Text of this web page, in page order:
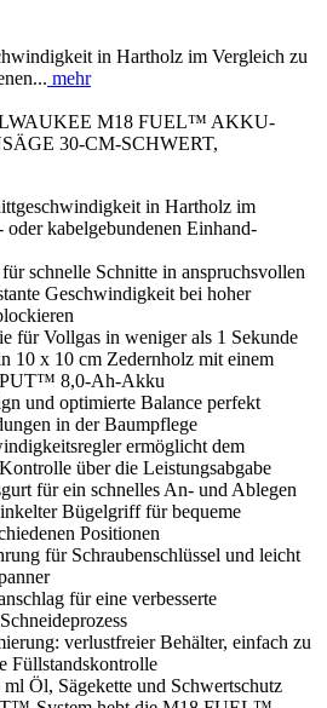
in Hartholz im Vergleich zu
mehr
M18 FUEL™ AKKU-
30-CM-SCHWERT,
in Hartholz im
kabelgebundenen Einhand-
schnelle Schnitte in anspruchsvollen
Geschwindigkeit bei hoher
für Vollgas in weniger als 1 Sekunde
10 x 10 cm Zedernholz mit einem
8,0-Ah-Akku
und optimierte Balance perfekt
in der Baumpflege
ermöglicht dem
über die Leistungsabgabe
für ein schnelles An- und Ablegen
Bügelgriff für bequeme
Positionen
für Schraubenschlüssel und leicht
für eine verbesserte
verlustfreier Behälter, einfach zu
Füllstandskontrolle
Öl, Sägekette und Schwertschutz